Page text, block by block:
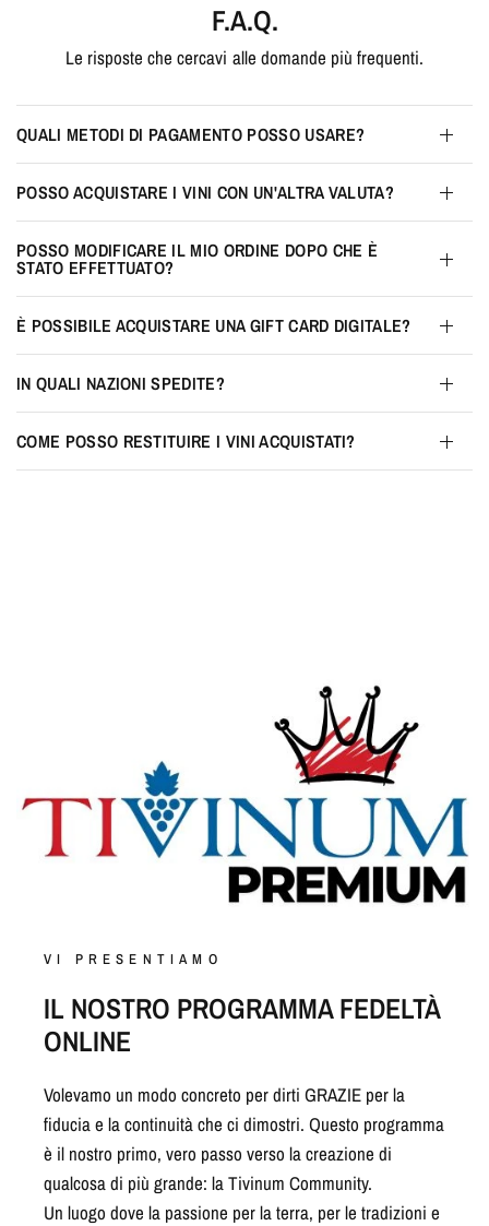
F.A.Q.
Le risposte che cercavi alle domande più frequenti.
QUALI METODI DI PAGAMENTO POSSO USARE?
POSSO ACQUISTARE I VINI CON UN'ALTRA VALUTA?
POSSO MODIFICARE IL MIO ORDINE DOPO CHE È
STATO EFFETTUATO?
È POSSIBILE ACQUISTARE UNA GIFT CARD DIGITALE?
IN QUALI NAZIONI SPEDITE?
COME POSSO RESTITUIRE I VINI ACQUISTATI?
VI PRESENTIAMO
IL NOSTRO PROGRAMMA FEDELTÀ
ONLINE
Volevamo un modo concreto per dirti GRAZIE per la
fiducia e la continuità che ci dimostri. Questo programma
è il nostro primo, vero passo verso la creazione di
qualcosa di più grande: la Tivinum Community.
Un luogo dove la passione per la terra, per le tradizioni e